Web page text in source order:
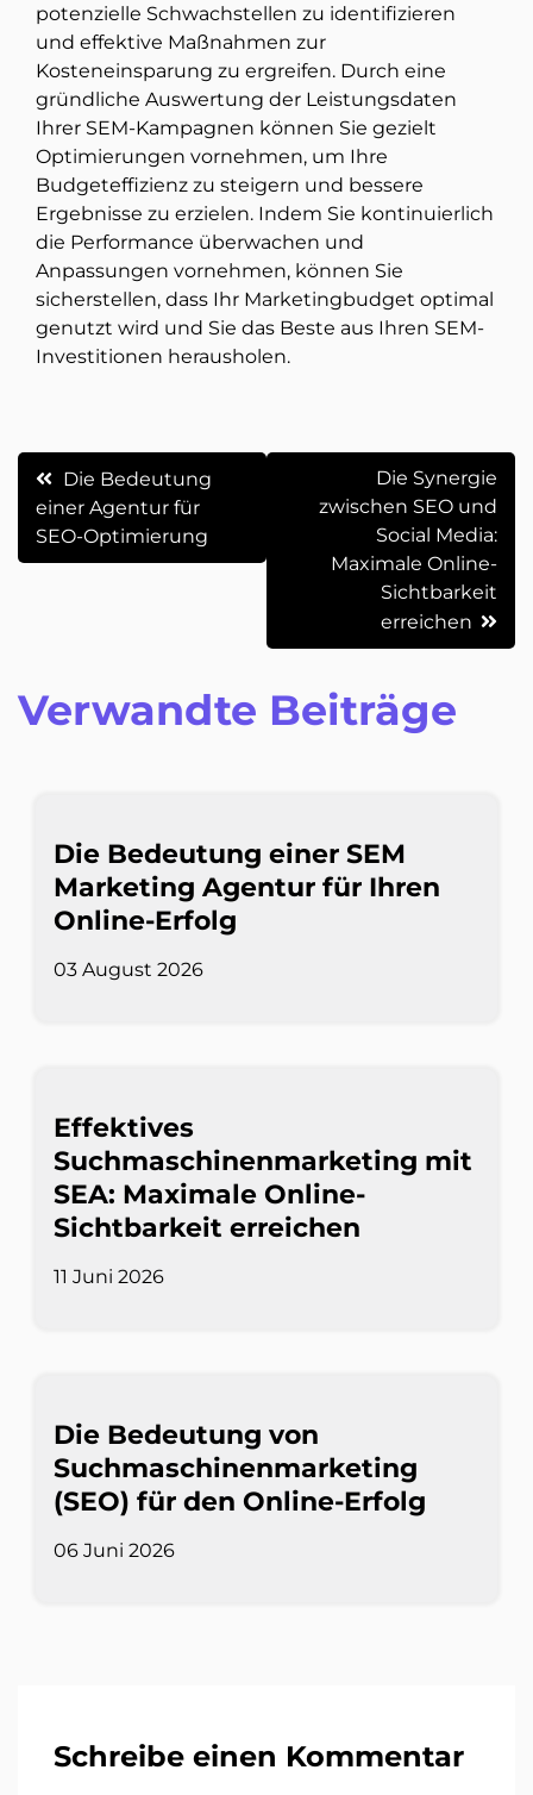
potenzielle Schwachstellen zu identifizieren
und effektive Maßnahmen zur
Kosteneinsparung zu ergreifen. Durch eine
gründliche Auswertung der Leistungsdaten
Ihrer SEM-Kampagnen können Sie gezielt
Optimierungen vornehmen, um Ihre
Budgeteffizienz zu steigern und bessere
Ergebnisse zu erzielen. Indem Sie kontinuierlich
die Performance überwachen und
Anpassungen vornehmen, können Sie
sicherstellen, dass Ihr Marketingbudget optimal
genutzt wird und Sie das Beste aus Ihren SEM-
Investitionen herausholen.
Beitrags-
Navigation
Die Bedeutung
einer Agentur für
SEO-Optimierung
Die Synergie
zwischen SEO und
Social Media:
Maximale Online-
Sichtbarkeit
erreichen
Verwandte Beiträge
Die Bedeutung einer SEM
Marketing Agentur für Ihren
Online-Erfolg
03 August 2026
Effektives
Suchmaschinenmarketing mit
SEA: Maximale Online-
Sichtbarkeit erreichen
11 Juni 2026
Die Bedeutung von
Suchmaschinenmarketing
(SEO) für den Online-Erfolg
06 Juni 2026
Schreibe einen Kommentar